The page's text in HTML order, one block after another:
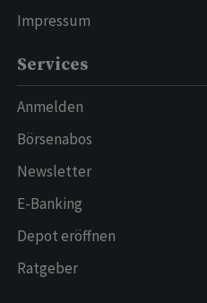
Impressum
Services
Anmelden
Börsenabos
Newsletter
E-Banking
Depot eröffnen
Ratgeber